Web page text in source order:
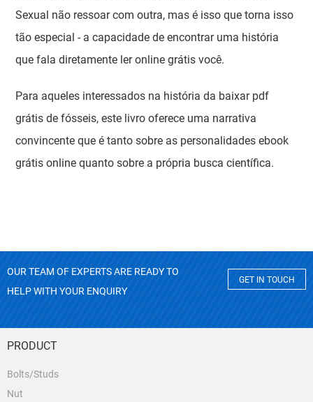
Sexual não ressoar com outra, mas é isso que torna isso
tão especial - a capacidade de encontrar uma história
que fala diretamente ler online grátis você.
Para aqueles interessados na história da baixar pdf
grátis de fósseis, este livro oferece uma narrativa
convincente que é tanto sobre as personalidades ebook
grátis online quanto sobre a própria busca científica.
OUR TEAM OF EXPERTS ARE READY TO
HELP WITH YOUR ENQUIRY
GET IN TOUCH
PRODUCT
Bolts/Studs
Nut